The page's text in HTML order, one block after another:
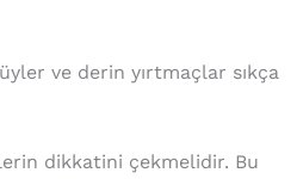
ve derin yırtmaçlar sıkça
dikkatini çekmelidir. Bu